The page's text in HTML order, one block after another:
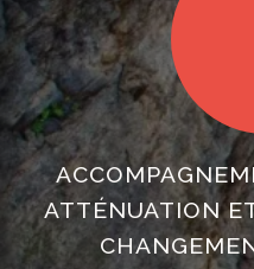
ATTÉNUATION